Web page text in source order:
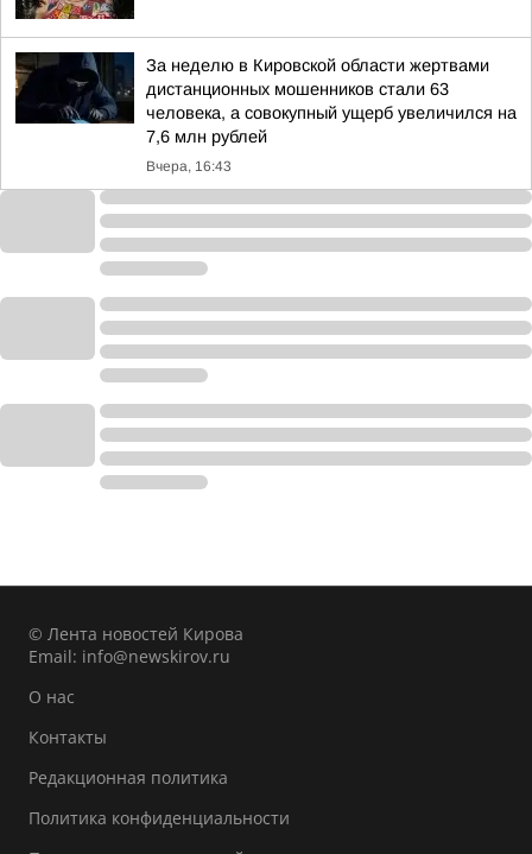
За неделю в Кировской области жертвами
дистанционных мошенников стали 63
человека, а совокупный ущерб увеличился на
7,6 млн рублей
Вчера, 16:43
© Лента новостей Кирова
Email: info@newskirov.ru
О нас
Контакты
Редакционная политика
Политика конфиденциальности